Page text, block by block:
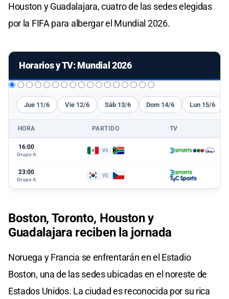
Houston y Guadalajara, cuatro de las sedes elegidas
por la FIFA para albergar el Mundial 2026.
Horarios y TV: Mundial 2026
Jue 11/6 Vie 12/6 Sáb 13/6 Dom 14/6 Lun 15/6
HORA PARTIDO TV
16:00
Grupo A
VS
23:00
Grupo A
VS
Boston, Toronto, Houston y
Guadalajara reciben la jornada
Noruega y Francia se enfrentarán en el Estadio
Boston, una de las sedes ubicadas en el noreste de
Estados Unidos. La ciudad es reconocida por su rica